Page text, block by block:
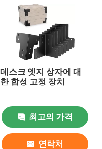
데스크 엣지 상자에 대
한 합성 고정 장치
최고의 가격
연락처